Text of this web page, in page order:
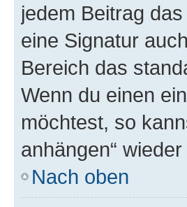
jedem Beitrag
eine Signatur
Bereich das
Wenn du einen
möchtest, so
anhängen“
Nach oben